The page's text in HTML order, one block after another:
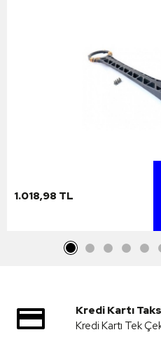
1.018,98 TL
Kredi Kartı
Kredi Kartı Tek